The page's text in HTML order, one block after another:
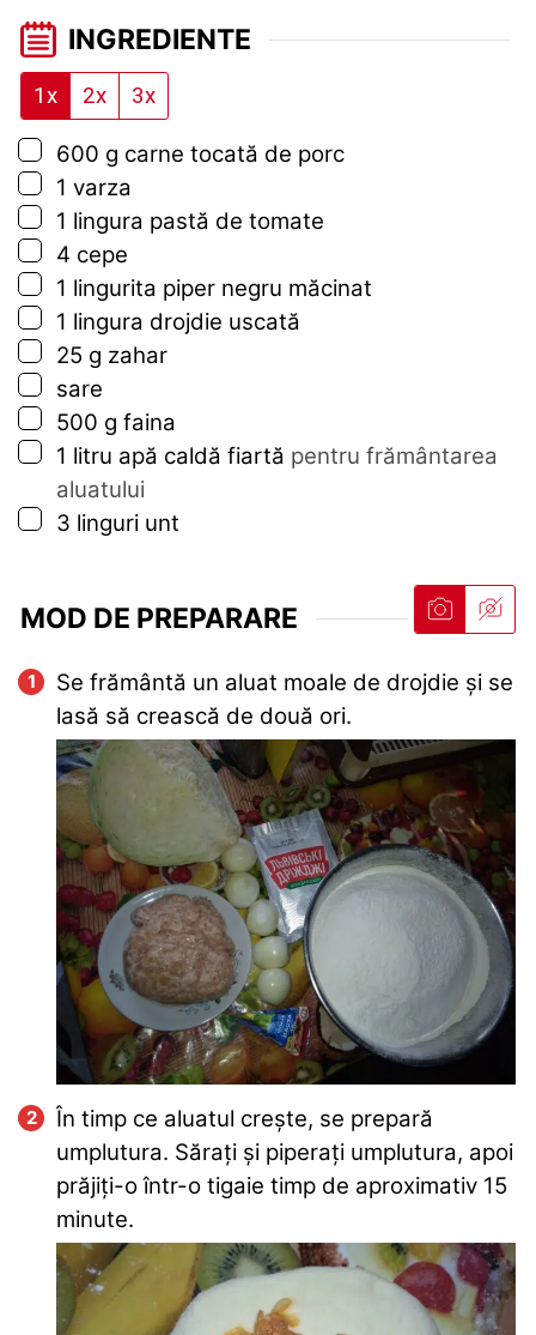
INGREDIENTE
1x 2x 3x
▢
600 g carne tocată de porc
▢
1 varza
▢
1 lingura pastă de tomate
▢
4 cepe
▢
1 lingurita piper negru măcinat
▢
1 lingura drojdie uscată
▢
25 g zahar
▢
sare
▢
500 g faina
▢
1 litru apă caldă fiartă pentru frământarea
aluatului
▢
3 linguri unt
MOD DE PREPARARE
Se frământă un aluat moale de drojdie și se
lasă să crească de două ori.
În timp ce aluatul crește, se prepară
umplutura. Sărați și piperați umplutura, apoi
prăjiți-o într-o tigaie timp de aproximativ 15
minute.